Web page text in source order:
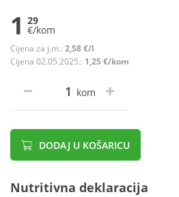
1 29
€/kom
Cijena za j.m.: 2,58 €/l
Cijena 02.05.2025.: 1,25 €/kom
kom
DODAJ U KOŠARICU
Nutritivna deklaracija